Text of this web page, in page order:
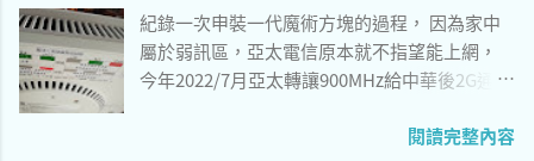
.org/g' \ /etc/apt/sources.list openKylin1.0桌
面 4、 由於開放系統針對中國最佳化，想要安裝
酷音輸入法會遇到各種安裝包缺失的問題。您
法，安裝過程會需要使用git來clone以及編譯，
紀錄一次申裝一代魔術方塊的過程， 因為家中
屬於弱訊區，亞太電信原本就不指望能上網，
今年2022/7月亞太轉讓900MHz給中華後2G通話
手機來說WIFI通話十分耗電而且範圍涵蓋有限，
閱讀完整內容